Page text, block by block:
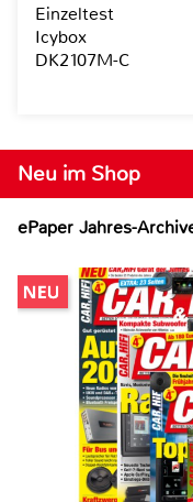
Neu im Shop
ePaper Jahres-
Einzeltest
Icybox
DK2107M-C